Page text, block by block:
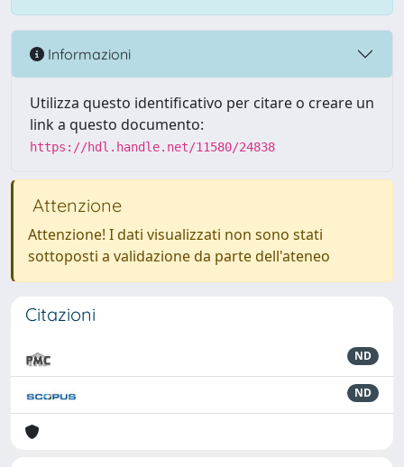
Informazioni
Utilizza questo identificativo per citare o creare un
link a questo documento:
https://hdl.handle.net/11580/24838
Attenzione
Attenzione! I dati visualizzati non sono stati
sottoposti a validazione da parte dell'ateneo
Citazioni
ND
ND